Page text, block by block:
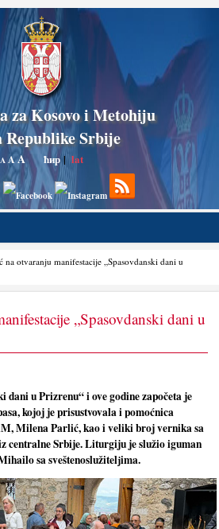
za Kosovo i Metohiju
Republike Srbije
A AA ћир|lat
na otvaranju manifestacije „Spasovdanski dani u
„Spasovdanski dani u
dani u Prizrenu“ i ove godine započeta je
kojoj je prisustvovala i pomoćnica
Milena Parlić, kao i veliki broj vernika sa
centralne Srbije. Liturgiju je služio iguman
sa sveštenoslužitelјima.